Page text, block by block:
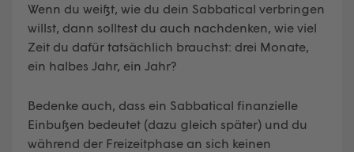
Wenn du weißt, wie du dein Sabbatical verbringen
willst, dann solltest du auch nachdenken, wie viel
Zeit du dafür tatsächlich brauchst: drei Monate,
ein halbes Jahr, ein Jahr?
Bedenke auch, dass ein Sabbatical finanzielle
Einbußen bedeutet (dazu gleich später) und du
während der Freizeitphase an sich keinen